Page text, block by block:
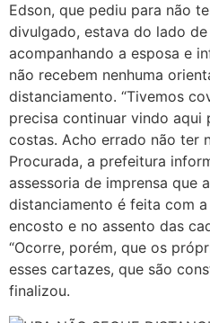
Edson, que pediu para não
divulgado, estava do lado
acompanhando a esposa e
não recebem nenhuma
distanciamento. “Tivemos
precisa continuar vindo aqui
costas. Acho errado não ter
Procurada, a prefeitura
assessoria de imprensa que
distanciamento é feita com
encosto e no assento das
“Ocorre, porém, que os
esses cartazes, que são
finalizou.